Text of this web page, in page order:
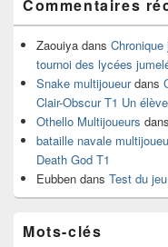
Commentaires
Zaouiya dans
tournoi des lycées
Snake multijoueurdans
Clair-Obscur T1 Un
Othello Multijoueurs dans
bataille navale
Death God T1
Eubben dans Test du
Mots-clés